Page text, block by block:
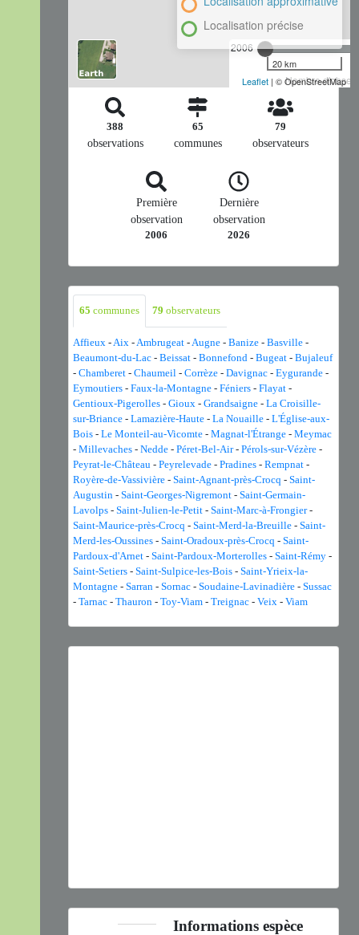
2006
Nombre
Localisation précise
20 km
Leaflet | © OpenStreetMap
388
observations
65
communes
79
observateurs
Première
observation
2006
Dernière
observation
2026
65 communes 79 observateurs
Affieux - Aix - Ambrugeat - Augne - Banize - Basville -
Beaumont-du-Lac - Beissat - Bonnefond - Bugeat - Bujaleuf
- Chamberet - Chaumeil - Corrèze - Davignac - Eygurande -
Eymoutiers - Faux-la-Montagne - Féniers - Flayat -
Gentioux-Pigerolles - Gioux - Grandsaigne - La Croisille-
sur-Briance - Lamazière-Haute - La Nouaille - L'Église-aux-
Bois - Le Monteil-au-Vicomte - Magnat-l'Étrange - Meymac
- Millevaches - Nedde - Péret-Bel-Air- Pérols-sur-Vézère -
Peyrat-le-Château - Peyrelevade - Pradines - Rempnat -
Royère-de-Vassivière - Saint-Agnant-près-Crocq - Saint-
Augustin - Saint-Georges-Nigremont - Saint-Germain-
Lavolps - Saint-Julien-le-Petit - Saint-Marc-à-Frongier-
Saint-Maurice-près-Crocq - Saint-Merd-la-Breuille - Saint-
Merd-les-Oussines - Saint-Oradoux-près-Crocq - Saint-
Pardoux-d'Arnet - Saint-Pardoux-Morterolles - Saint-Rémy -
Saint-Setiers - Saint-Sulpice-les-Bois - Saint-Yrieix-la-
Montagne - Sarran - Sornac - Soudaine-Lavinadière - Sussac
- Tarnac - Thauron - Toy-Viam - Treignac - Veix - Viam
Informations espèce